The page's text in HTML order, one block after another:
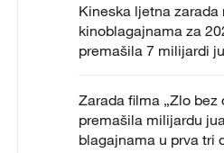
Kineska ljetna zarada
kinoblagajnama za
premašila 7 milijardi
Zarada filma „Zlo bez
premašila milijardu
blagajnama u prva tri